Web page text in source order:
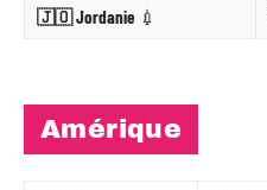
🇯🇴 Jordanie 💉
Amérique